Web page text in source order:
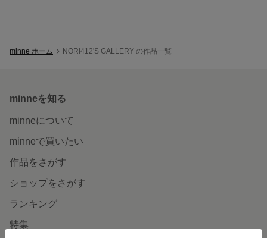
minne ホーム NORI412'S GALLERY の作品一覧
minneを知る
minneについて
minneで買いたい
作品をさがす
ショップをさがす
ランキング
特集